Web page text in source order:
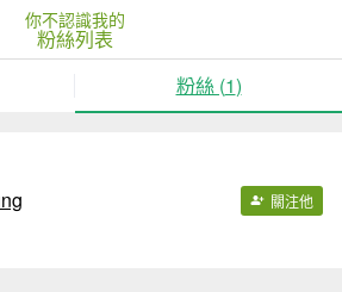
你不認識我的
粉絲列表
粉絲 (1)
關注他